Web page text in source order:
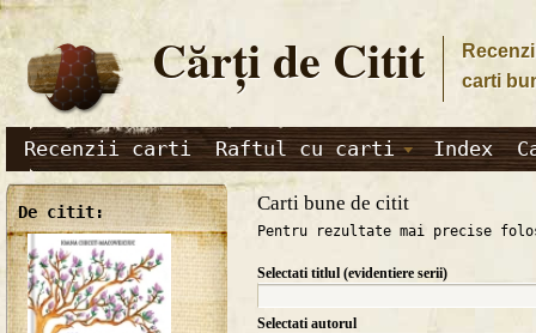
Cărţi de Citit
carti
Recenzii carti Raftul cu carti Index
De citit: Carti bune de citit
Pentru rezultate mai precise
Selectati titlul (evidentiere serii)
Selectati autorul